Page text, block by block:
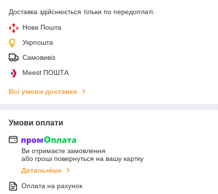
Доставка здійснюється тільки по передоплаті.
Нова Пошта
Укрпошта
Самовивіз
Meest ПОШТА
Всі умови доставки
Умови оплати
Ви отримаєте замовлення
або гроші повернуться на вашу картку
Детальніше
Оплата на рахунок